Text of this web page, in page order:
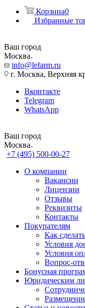
Корзина0
Избранные
Ваш город
Москва
info@lefarm.ru
г. Москва, Верхняя
Вконтакте
Telegram
WhatsApp
Ваш город
Москва
+7 (495) 500-00-27
О компании
Вакансии
Лицензии
Отзывы
Реквизиты
Контакты
Покупателям
Как
Условия
Условия
Вопрос-
Бонусная
Юридическим